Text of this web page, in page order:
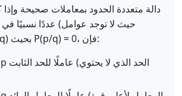
مشتركة بين p و q) بحيث P(p/q) = 0، فإن: